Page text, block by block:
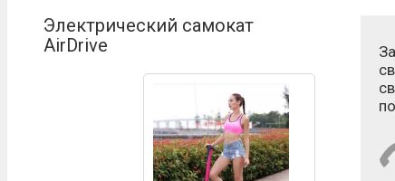
Электрический самокат
AirDrive